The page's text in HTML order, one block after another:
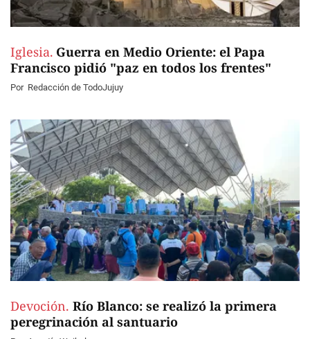
Iglesia. Guerra en Medio Oriente: el Papa
Francisco pidió "paz en todos los frentes"
Por Redacción de TodoJujuy
Devoción. Río Blanco: se realizó la primera
peregrinación al santuario